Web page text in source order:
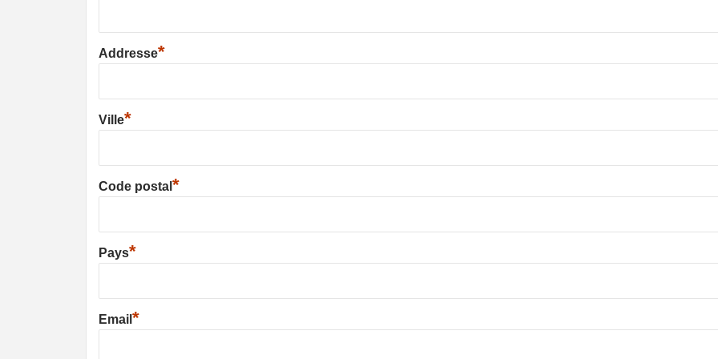
Addresse*
Ville*
Code postal *
Pays*
Email *